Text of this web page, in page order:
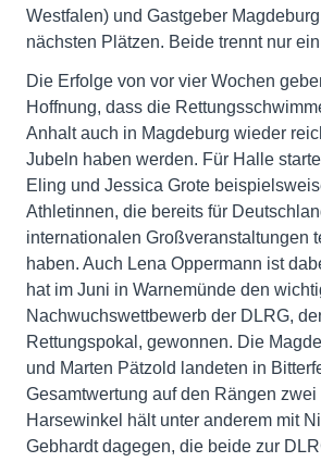
Westfalen) und Gastgeber
nächsten Plätzen. Beide trennt nur
Die Erfolge von vor vier Wochen
Hoffnung, dass die
Anhalt auch in Magdeburg wieder
Jubeln haben werden. Für Halle
Eling und Jessica Grote
Athletinnen, die bereits für
internationalen Großveranstaltungen
haben. Auch Lena Oppermann ist
hat im Juni in Warnemünde den
Nachwuchswettbewerb der DLRG,
Rettungspokal, gewonnen. Die
und Marten Pätzold landeten in
Gesamtwertung auf den Rängen zwei
Harsewinkel hält unter anderem mit
Gebhardt dagegen, die beide zur